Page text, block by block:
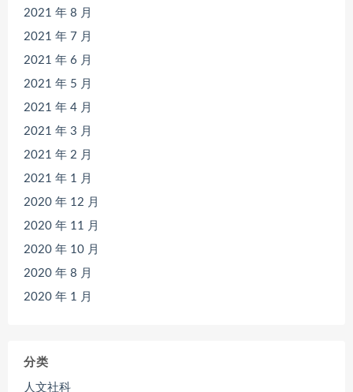
2021 年 8 月
2021 年 7 月
2021 年 6 月
2021 年 5 月
2021 年 4 月
2021 年 3 月
2021 年 2 月
2021 年 1 月
2020 年 12 月
2020 年 11 月
2020 年 10 月
2020 年 8 月
2020 年 1 月
分类
人文社科